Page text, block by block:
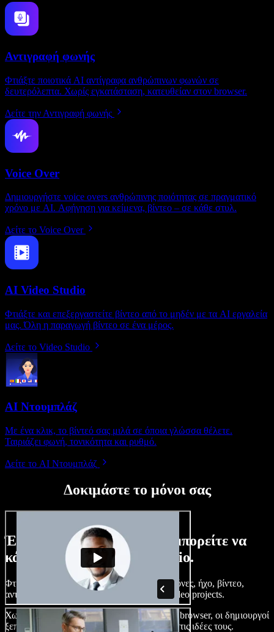
Αντιγραφή φωνής
Φτιάξτε ποιοτικά AI αντίγραφα ανθρώπινων φωνών σε
δευτερόλεπτα. Χωρίς εγκατάσταση, κατευθείαν στον browser.
Δείτε την Αντιγραφή φωνής
Voice Over
Δημιουργήστε voice overs ανθρώπινης ποιότητας σε πραγματικό
χρόνο με AI. Αφήγηση για κείμενα, βίντεο – σε κάθε στυλ.
Δείτε το Voice Over
AI Video Studio
Φτιάξτε και επεξεργαστείτε βίντεο από το μηδέν με τα AI εργαλεία
μας. Όλη η παραγωγή βίντεο σε ένα μέρος.
Δείτε το Video Studio
AI Ντουμπλάζ
Με ένα κλικ, το βίντεό σας μιλά σε όποια γλώσσα θέλετε.
Ταιριάζει φωνή, τονικότητα και ρυθμό.
Δείτε το AI Ντουμπλάζ
Δοκιμάστε το μόνοι σας
Ένα μικρό δείγμα από όσα μπορείτε να
κάνετε με το Speechify Studio.
Φτιάξτε voice overs, προσθέστε δωρεάν εικόνες, ήχο, βίντεο,
αντιγραφή φωνής – ολοκληρωμένα audio/video projects.
Χωρίς καμπύλη εκμάθησης και με όλα στον browser, οι δημιουργοί
ξεπερνούν τα κλασικά όρια και δίνουν ζωή στις ιδέες τους.